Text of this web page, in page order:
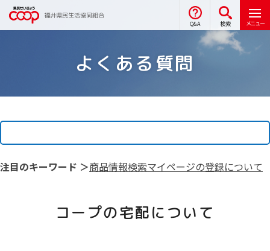
福井県民生活協同組合
Q&A 検索 メニュー
よくある質問
注目のキーワード ＞商品情報検索マイページの登録について
コープの宅配について